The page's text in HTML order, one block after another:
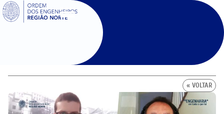
SIGOE
« VOLTAR